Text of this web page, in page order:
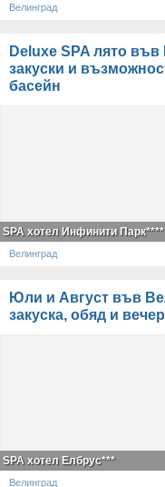
Велинград
Deluxe SPA лято
закуски и
басейн
SPA хотел Инфинити
Велинград
Юли и Август във
закуска, обяд и
SPA хотел Елбрус***
Велинград